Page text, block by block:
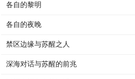
各自的黎明
各自的夜晚
禁区边缘与苏醒之人
深海对话与苏醒的前兆